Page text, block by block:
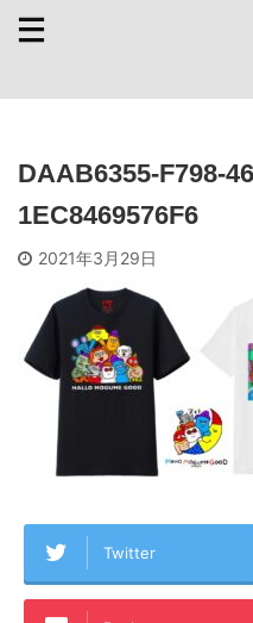
DAAB6355-F798-
1EC8469576F6
2021年3月29日
Twitter